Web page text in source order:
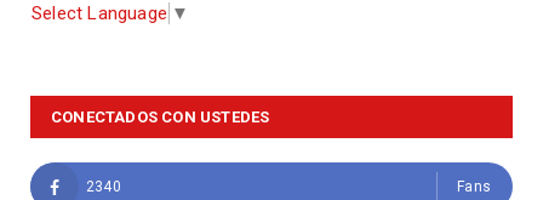
Select Language ▼
CONECTADOS CON USTEDES
2340 Fans